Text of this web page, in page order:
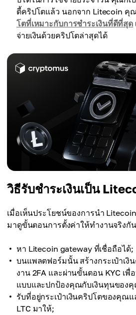
ตี้คริปโตแล้ว นอกจาก Litecoin คุ
โตที่เหมาะกับการชำระเงินที่ดีที่สุด
จ่ายเงินด้วยคริปโตล่าสุดได้
วิธีรับชำระเงินเป็น
เมื่อเห็นประโยชน์ของการนำ
มาดูขั้นตอนการตั้งค่าให้ทำงานจริง
หา Litecoin gateway ที่เชื่อถือได้;
บนแพลตฟอร์มนั้น สร้างกระเป๋าเงิ
งาน 2FA และผ่านขั้นตอน KYC เ
แบบและปกป้องคุณกับเงินทุนของ
รับที่อยู่กระเป๋าเงินคริปโตของคุณ
LTC มาให้;